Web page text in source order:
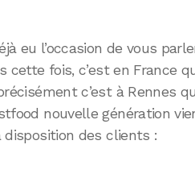
eu l’occasion de vous
cette fois, c’est en France
c’est à Rennes
nouvelle génération
disposition des clients :